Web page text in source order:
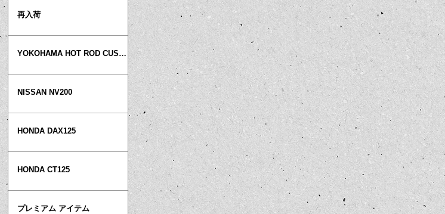
再入荷
YOKOHAMA HOT ROD CUSTOM SHOW
NISSAN NV200
HONDA DAX125
HONDA CT125
プレミアム アイテム